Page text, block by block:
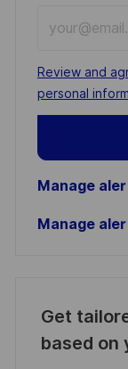
Email
address
(Required)
Required
Review and
personal
Manage
Manage
Get
based on